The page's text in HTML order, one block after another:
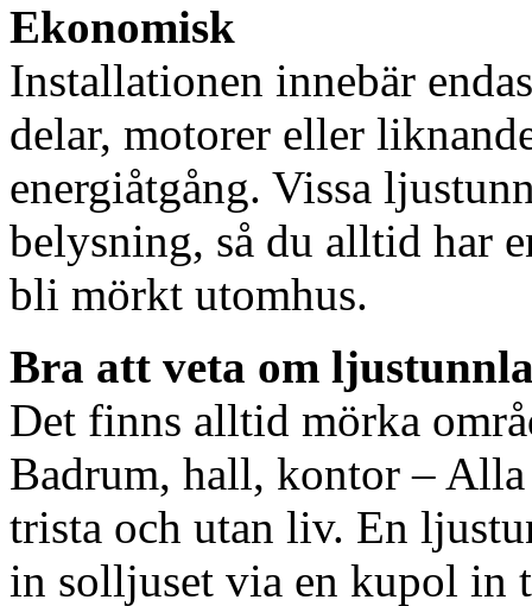
Ekonomisk
Installationen innebär
delar, motorer eller
energiåtgång. Vissa
belysning, så du alltid har
bli mörkt utomhus.
Bra att veta om
Det finns alltid mörka
Badrum, hall, kontor – Alla
trista och utan liv. En
in solljuset via en kupol in